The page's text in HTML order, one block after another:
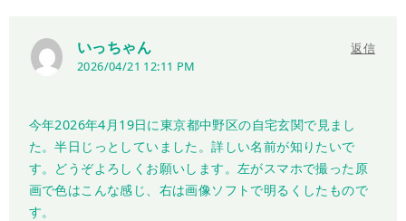
いっちゃん
2026/04/21 12:11 PM
返信
今年2026年4月19日に東京都中野区の自宅玄関で見まし
た。半日じっとしていました。詳しい名前が知りたいで
す。どうぞよろしくお願いします。左がスマホで撮った原
画で色はこんな感じ、右は画像ソフトで明るくしたもので
す。